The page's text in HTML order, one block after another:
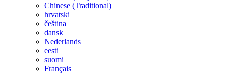
Chinese (Traditional)
hrvatski
čeština
dansk
Nederlands
eesti
suomi
Français